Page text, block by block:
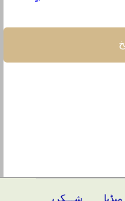
شـــکریہ